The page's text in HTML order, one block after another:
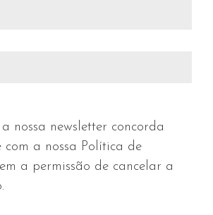
nossa newsletter concorda
com a nossa Política de
a permissão de cancelar a